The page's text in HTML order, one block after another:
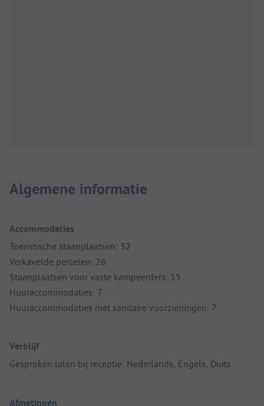
Algemene informatie
Accommodaties
Toeristische staanplaatsen: 32
Verkavelde percelen: 26
Staanplaatsen voor vaste kampeerders: 15
Huuraccommodaties: 7
Huuraccommodaties met sanitaire voorzieningen: 7
Verblijf
Gesproken talen bij receptie: Nederlands, Engels, Duits
Afmetingen